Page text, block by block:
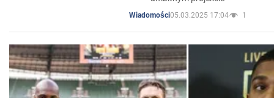
Wiadomości05.03.2025 17:04 1